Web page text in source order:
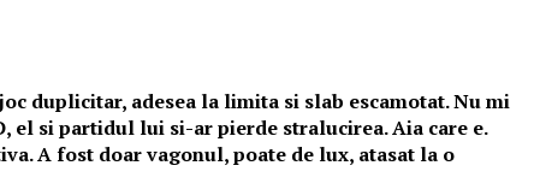
duplicitar, adesea la limita si slab escamotat. Nu mi
el si partidul lui si-ar pierde stralucirea. Aia care e.
A fost doar vagonul, poate de lux, atasat la o